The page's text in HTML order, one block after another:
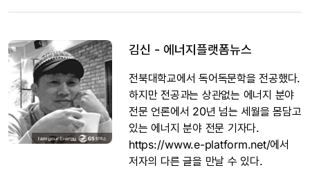
김신 - 에너지플랫폼뉴스
전북대학교에서 독어독문학을 전공했다.
하지만 전공과는 상관없는 에너지 분야
전문 언론에서 20년 넘는 세월을 몸담고
있는 에너지 분야 전문 기자다.
https://www.e-platform.net/에서
저자의 다른 글을 만날 수 있다.